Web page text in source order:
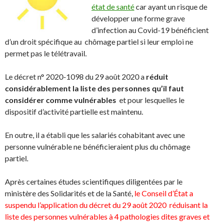
état de santécar ayant un risque de
développer une forme grave
d’infection au Covid-19 bénéficient
d’un droit spécifique au chômage partiel si leur emploi ne
permet pas le télétravail.
Le décret n° 2020-1098 du 29 août 2020 a réduit
considérablement la liste des personnes qu’il faut
considérer comme vulnérables et pour lesquelles le
dispositif d’activité partielle est maintenu.
En outre, il a établi que les salariés cohabitant avec une
personne vulnérable ne bénéficieraient plus du chômage
partiel.
Après certaines études scientifiques diligentées par le
ministère des Solidarités et de la Santé, le Conseil d’État a
suspendu l’application du décret du 29 août 2020 réduisant la
liste des personnes vulnérables à 4 pathologies dites graves et